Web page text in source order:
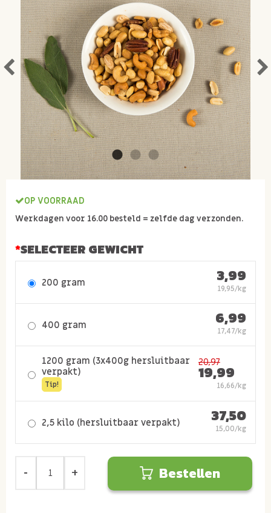
OP VOORRAAD
Werkdagen voor 16.00 besteld = zelfde dag verzonden.
SELECTEER GEWICHT
200 gram 3,99
19,95/kg
400 gram 6,99
17,47/kg
1200 gram (3x400g hersluitbaar
verpakt)
Tip!
20,97
19,99
16,66/kg
2,5 kilo (hersluitbaar verpakt) 37,50
15,00/kg
Bestellen